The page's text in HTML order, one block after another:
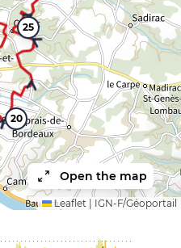
20
25
Open the map
Leaflet IGN-F/Géoportail